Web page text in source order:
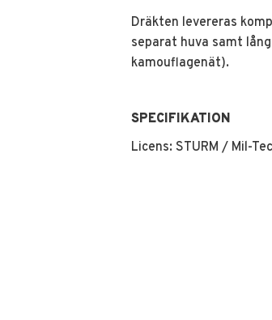
Dräkten levereras
separat huva samt
kamouflagenät).
SPECIFIKATION
Licens: STURM / Mil-Tec